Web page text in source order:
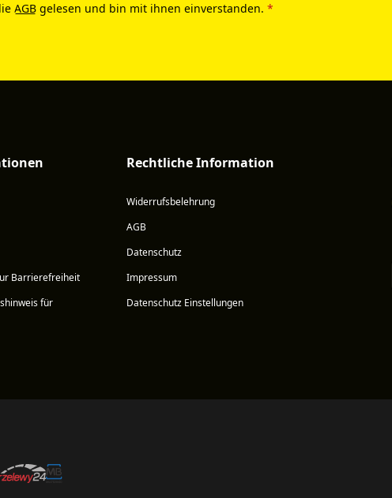
AGB gelesen und bin mit ihnen einverstanden. *
Barrierefreiheit
für
Rechtliche Information
Widerrufsbelehrung
AGB
Datenschutz
Impressum
Datenschutz Einstellungen